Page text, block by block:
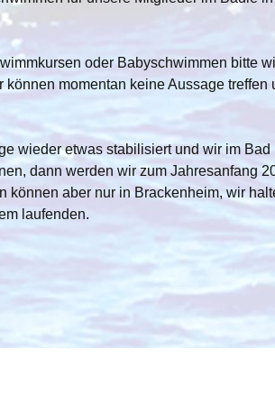
Rückenpower
Schwimmkurse
Baby- und
Schwimmen
Schwimmen mit
Anfängerkurs für
von 4-6 Jahren
Intensivkurs für
von 6-8 Jahren
Anfänger
Jahren im Freibad
Kurse Abzeichen
Videos
Schwimmkurse
Stilgruppe
durch
Kursgebühren
oder Babyschwimmen bitte
können momentan keine Aussage treffen
wieder etwas stabilisiert und wir im
dann werden wir zum Jahresanfang
können aber nur in Brackenheim, wir
laufenden.